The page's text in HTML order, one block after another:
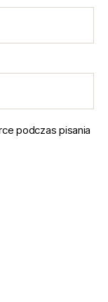
podczas pisania